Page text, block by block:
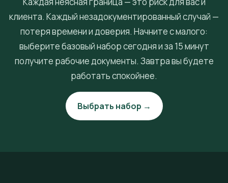
клиента. Каждый незадокументированный случай —
потеря времени и доверия. Начните с малого:
выберите базовый набор сегодня и за 15 минут
получите рабочие документы. Завтра вы будете
работать спокойнее.
Выбрать набор →